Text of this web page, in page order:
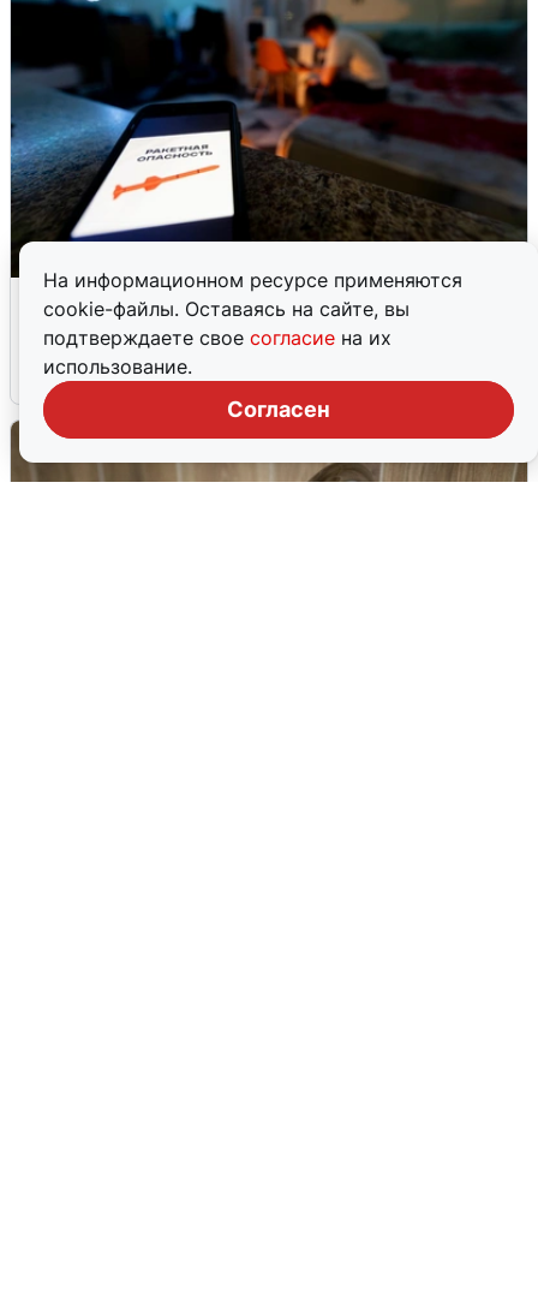
На информационном ресурсе применяются
cookie-файлы. Оставаясь на сайте, вы
подтверждаете свое согласие на их
использование.
Согласен
Ночью в Самарской области завыли
сирены
8 августа 0